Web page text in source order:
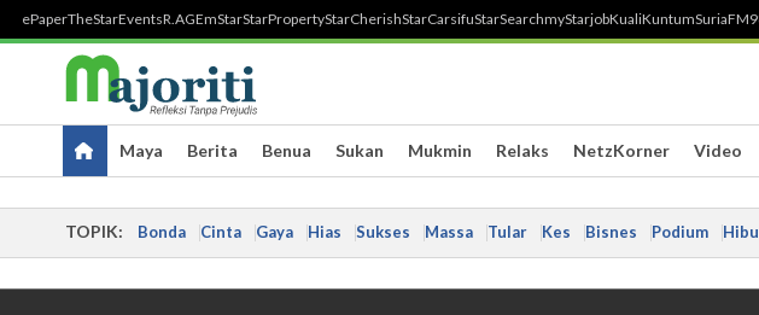
ePaperTheStarEventsR.AGEmStarStarPropertyStarCherishStarCarsifuStarSearchmyStarjobKualiKuntumSuriaFM
Maya Berita Benua Sukan Mukmin Relaks NetzKorner Video
TOPIK: Bonda Cinta Gaya Hias Sukses Massa Tular Kes Bisnes Podium